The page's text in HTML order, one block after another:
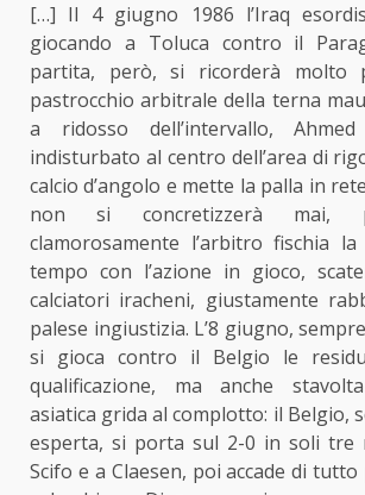
[…] Il 4 giugno 1986 l’Iraq
giocando a Toluca contro il
partita, però, si ricorderà molto
pastrocchio arbitrale della terna
a ridosso dell’intervallo,
indisturbato al centro dell’area di
calcio d’angolo e mette la palla in
non si concretizzerà mai,
clamorosamente l’arbitro fischia
tempo con l’azione in gioco,
calciatori iracheni, giustamente
palese ingiustizia. L’8 giugno,
si gioca contro il Belgio le
qualificazione, ma anche
asiatica grida al complotto: il Belgio,
esperta, si porta sul 2-0 in soli tre
Scifo e a Claesen, poi accade di